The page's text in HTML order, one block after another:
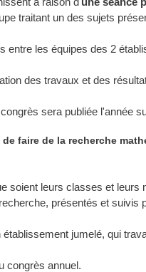
traitant un des sujets
entre les équipes des 2
des travaux et des
sera publiée l'année
faire de la recherche
soient leurs classes et leurs
présentés et suivis
jumelé, qui
congrès annuel.